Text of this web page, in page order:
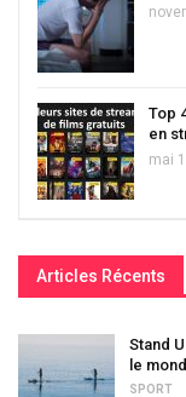
Top
en
mai
Articles Récents
Stand
le
SPORT